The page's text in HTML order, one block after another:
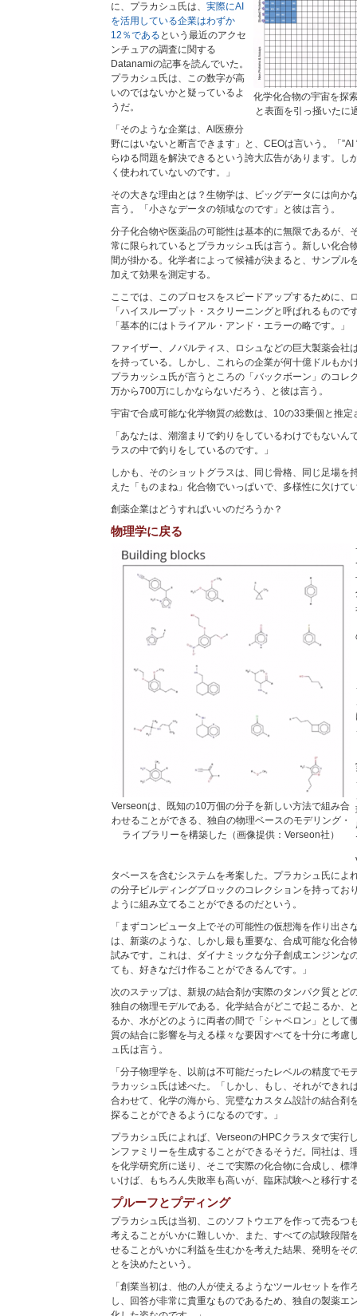
化学化合物の宇宙を探
と表面を引っ掻いたに
に、プラカシュ氏は、 実際にAI
を活用している企業はわずか
12％である という最近のアクセ
ンチュアの調査に関する
Datanamiの記事を読んでいた。
プラカシュ氏は、この数字が高
いのではないかと疑っているよ
うだ。
「そのような企業は、AI医療分
野にはいないと断言できます」と、CEOは言いう。「
らゆる問題を解決できるという誇大広告があります。し
く使われていないのです。」
その大きな理由とは？生物学は、ビッグデータには向か
言う。「小さなデータの領域なのです」と彼は言う。
分子化合物や医薬品の可能性は基本的に無限であるが、
常に限られているとプラカッシュ氏は言う。新しい化合
間が掛かる。化学者によって候補が決まると、サンプル
加えて効果を測定する。
ここでは、このプロセスをスピードアップするために、
「ハイスループット・スクリーニングと呼ばれるもので
「基本的にはトライアル・アンド・エラーの略です。」
ファイザー、ノバルティス、ロシュなどの巨大製薬会社
を持っている。しかし、これらの企業が何十億ドルもか
プラカッシュ氏が言うところの「バックボーン」のコレ
万から700万にしかならないだろう、と彼は言う。
宇宙で合成可能な化学物質の総数は、10の33乗個と推定
「あなたは、潮溜まりで釣りをしているわけでもないん
ラスの中で釣りをしているのです。」
しかも、そのショットグラスは、同じ骨格、同じ足場を
えた「ものまね」化合物でいっぱいで、多様性に欠けて
創薬企業はどうすればいいのだろうか？
物理学に戻る
Verseonは、既知の10万個の分子を新しい方法で組み合
わせることができる、独自の物理ベースのモデリング・
ライブラリーを構築した（画像提供：Verseon社）
タベースを含むシステムを考案した。プラカシュ氏によ
の分子ビルディングブロックのコレクションを持ってお
ように組み立てることができるのだという。
「まずコンピュータ上でその可能性の仮想海を作り出さ
は、新薬のような、しかし最も重要な、合成可能な化合
試みです。これは、ダイナミックな分子創成エンジンな
ても、好きなだけ作ることができるんです。」
次のステップは、新規の結合剤が実際のタンパク質とど
独自の物理モデルである。化学結合がどこで起こるか、
るか、水がどのように両者の間で「シャペロン」として
質の結合に影響を与える様々な要因すべてを十分に考慮
ュ氏は言う。
「分子物理学を、以前は不可能だったレベルの精度でモ
ラカッシュ氏は述べた。「しかし、もし、それができれ
合わせて、化学の海から、完璧なカスタム設計の結合剤
探ることができるようになるのです。」
プラカシュ氏によれば、VerseonのHPCクラスタで実行
ンファミリーを生成することができるそうだ。同社は、
を化学研究所に送り、そこで実際の化合物に合成し、標
いけば、もちろん失敗率も高いが、臨床試験へと移行す
プルーフとプディング
プラカシュ氏は当初、このソフトウエアを作って売るつ
考えることがいかに難しいか、また、すべての試験段階
せることがいかに利益を生むかを考えた結果、発明をそ
とを決めたという。
「創業当初は、他の人が使えるようなツールセットを作
し、回答が非常に貴重なものであるため、独自の製薬エ